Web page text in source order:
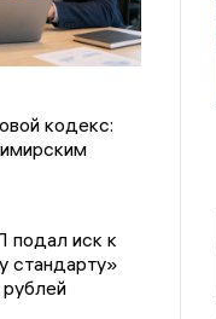
кодекс:
иск к
стандарту»